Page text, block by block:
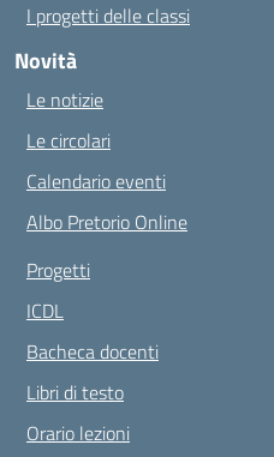
I progetti delle classi
Novità
Le notizie
Le circolari
Calendario eventi
Albo Pretorio Online
Progetti
ICDL
Bacheca docenti
Libri di testo
Orario lezioni